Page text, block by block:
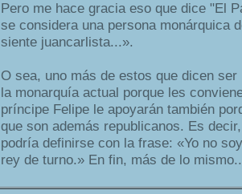
Pero me hace gracia eso que dice "El
se considera una persona monárquica
siente juancarlista...».
O sea, uno más de estos que dicen
la monarquía actual porque les
príncipe Felipe le apoyarán también
que son además republicanos. Es
podría definirse con la frase: «Yo no
rey de turno.» En fin, más de lo